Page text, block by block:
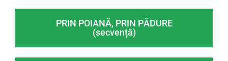
PRIN POIANĂ, PRIN PĂDURE
(secvență)